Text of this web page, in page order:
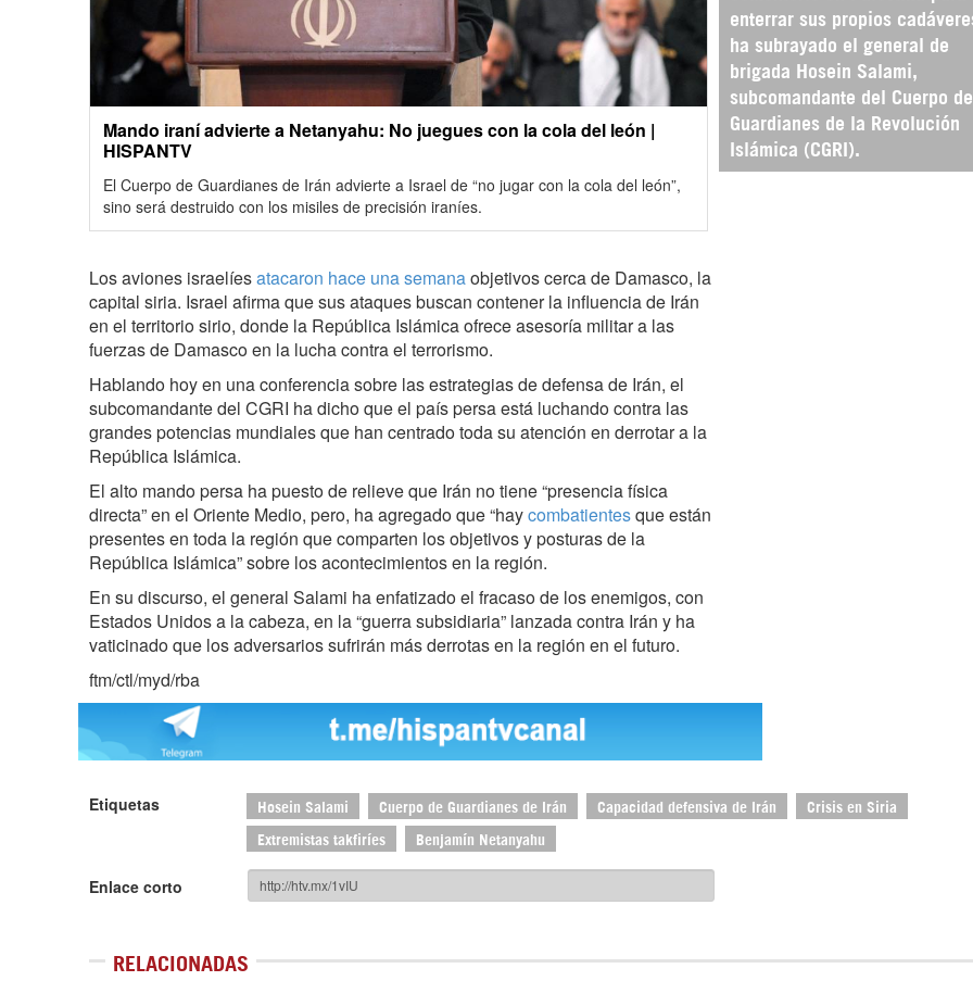
enterrar sus propios
ha subrayado el general de
brigada Hosein Salami,
subcomandante del Cuerpo de
Guardianes de la Revolución
Islámica (CGRI).
Mando iraní advierte a Netanyahu: No juegues con la cola del león |
HISPANTV
El Cuerpo de Guardianes de Irán advierte a Israel de “no jugar con la cola del león”,
sino será destruido con los misiles de precisión iraníes.
Los aviones israelíesatacaron hace una semanaobjetivos cerca de Damasco, la
capital siria. Israel afirma que sus ataques buscan contener la influencia de Irán
en el territorio sirio, donde la República Islámica ofrece asesoría militar a las
fuerzas de Damasco en la lucha contra el terrorismo.
Hablando hoy en una conferencia sobre las estrategias de defensa de Irán, el
subcomandante del CGRI ha dicho que el país persa está luchando contra las
grandes potencias mundiales que han centrado toda su atención en derrotar a la
República Islámica.
El alto mando persa ha puesto de relieve que Irán no tiene “presencia física
directa” en el Oriente Medio, pero, ha agregado que “haycombatientesque están
presentes en toda la región que comparten los objetivos y posturas de la
República Islámica” sobre los acontecimientos en la región.
En su discurso, el general Salami ha enfatizado el fracaso de los enemigos, con
Estados Unidos a la cabeza, en la “guerra subsidiaria” lanzada contra Irán y ha
vaticinado que los adversarios sufrirán más derrotas en la región en el futuro.
ftm/ctl/myd/rba
Etiquetas Hosein Salami Cuerpo de Guardianes de Irán Capacidad defensiva de Irán Crisis en Siria
Extremistas takfiríes Benjamín Netanyahu
Enlace corto
RELACIONADAS